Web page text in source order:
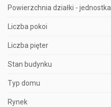
Powierzchnia działki - jednostka
Liczba pokoi
Liczba pięter
Stan budynku
Typ domu
Rynek